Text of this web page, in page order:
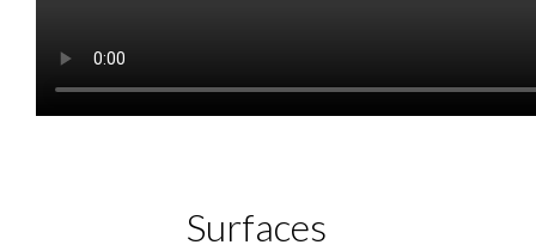
Surfaces